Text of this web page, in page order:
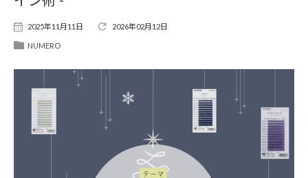
2025年11月11日 2026年02月12日
NUMERO